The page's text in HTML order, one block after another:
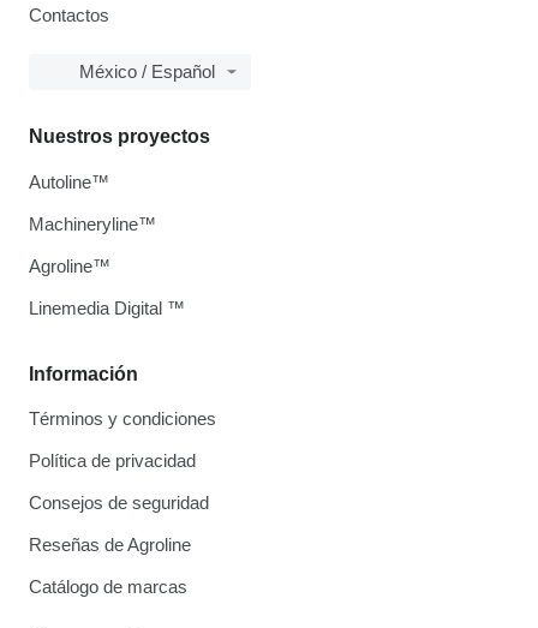
Contactos
México / Español
Información
Términos y condiciones
Política de privacidad
Consejos de seguridad
Reseñas de Agroline
Catálogo de marcas
Nuestros proyectos
Autoline™
Machineryline™
Agroline™
Linemedia Digital ™